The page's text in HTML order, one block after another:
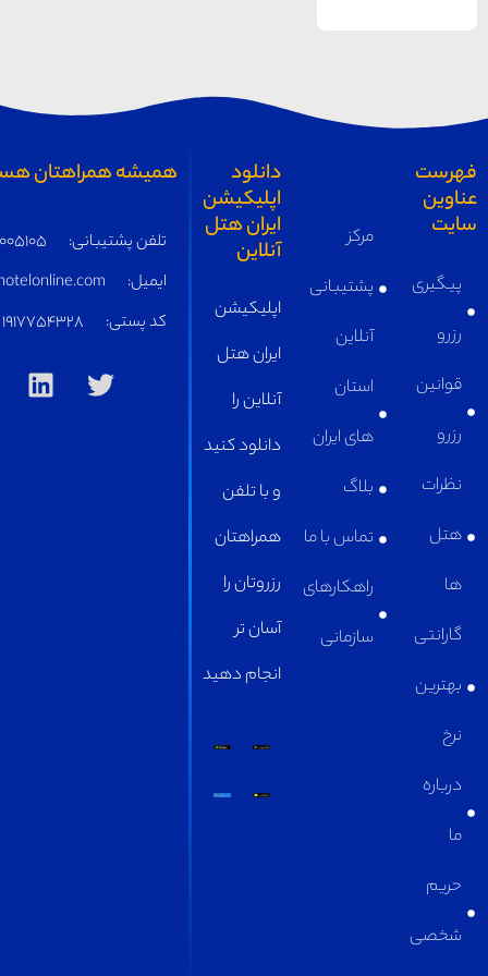
مرکز
پشتیبانی
آنلاین
استان
های ایران
بلاگ
تماس با ما
راهکارهای
سازمانی
ایران هتل
آنلاین
ایران هتل
آنلاین را
دانلود کنید
و با تلفن
همراهتان
رزروتان را
آسان تر
همیشه همراهتان هستیم
تلفن پشتیبانی:
05191005105
supply@iranhotelonline.com
کد پستی:
1917754328